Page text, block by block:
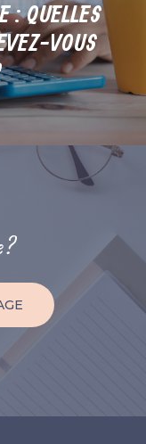
: QUELLES
VOUS